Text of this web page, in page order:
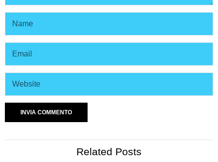
Related Posts